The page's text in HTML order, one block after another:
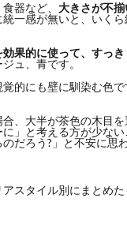
器など、 大きさが不
一感が無いと、いく
効果的に使って、すっ
ュ、青です。
的にも壁に馴染む色
、大半が茶色の木目
」と考える方が少な
だろう?」と不安に思
スタイル別にまとめ